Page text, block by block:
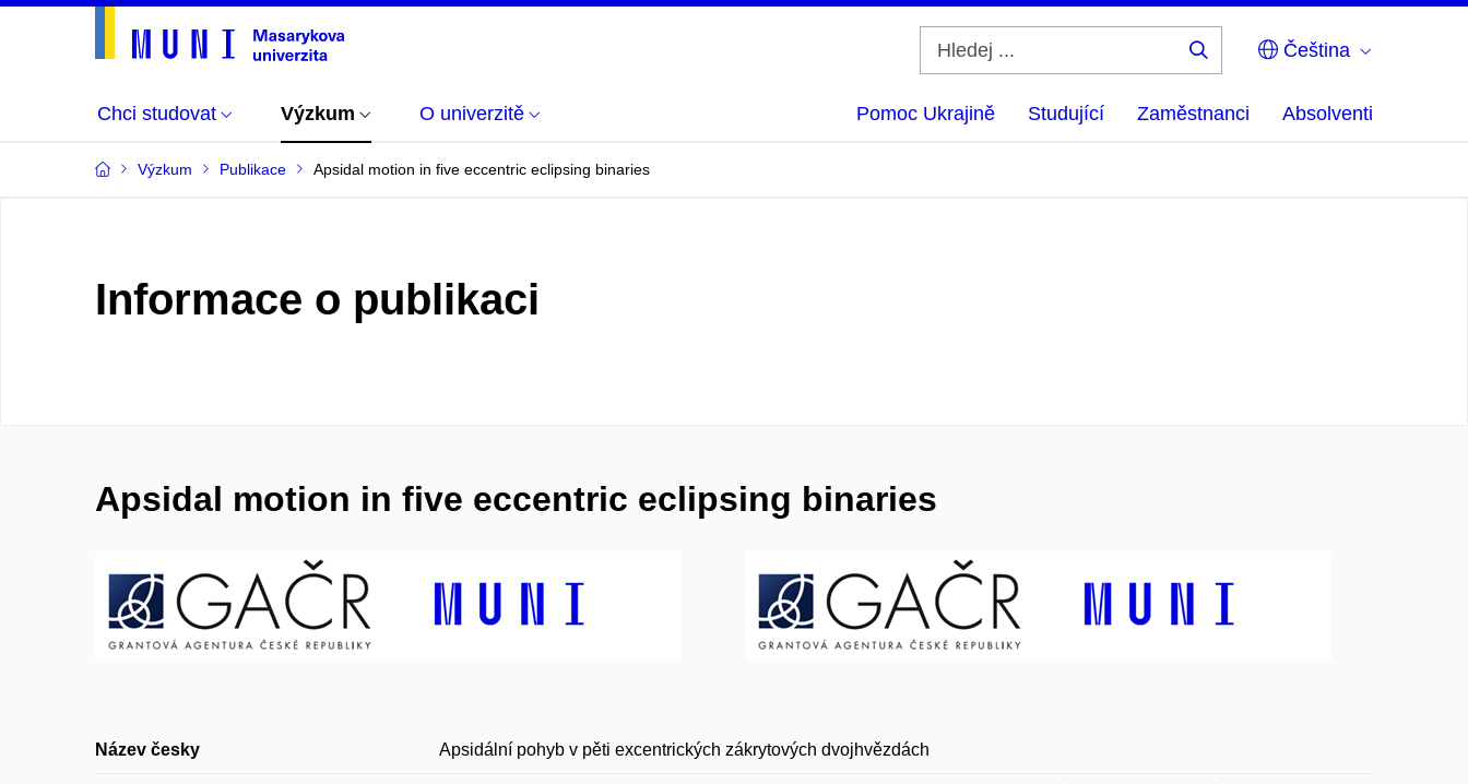
Čeština
Chci studovat Výzkum O univerzitě Pomoc Ukrajině Studující Zaměstnanci Absolventi
Výzkum Publikace Apsidal motion in five eccentric eclipsing binaries
Informace o publikaci
Apsidal motion in five eccentric eclipsing binaries
Název česky Apsidální pohyb v pěti excentrických zákrytových dvojhvězdách